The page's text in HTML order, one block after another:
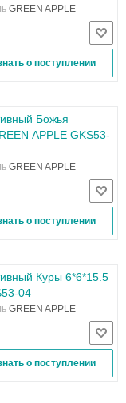
GREEN APPLE
о поступлении
Божья
APPLE GKS53-
GREEN APPLE
о поступлении
Куры 6*6*15.5
04
GREEN APPLE
о поступлении